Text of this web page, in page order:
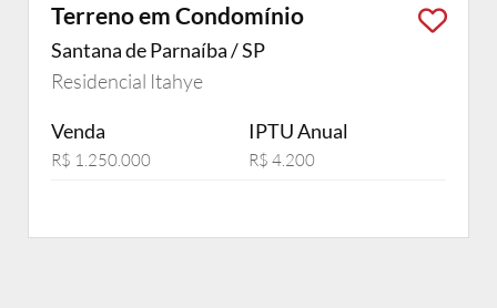
Terreno em Condomínio
Santana de Parnaíba / SP
Residencial Itahye
Venda
R$ 1.250.000
IPTU Anual
R$ 4.200